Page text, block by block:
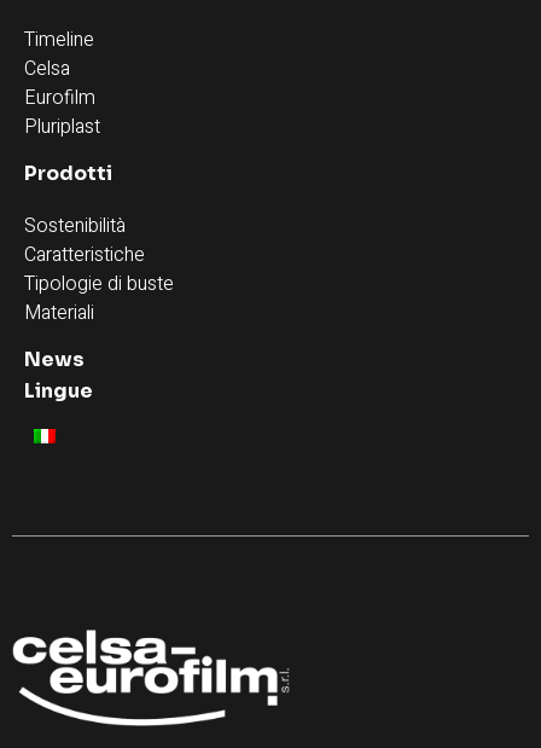
Timeline
Celsa
Eurofilm
Pluriplast
Prodotti
Sostenibilità
Caratteristiche
Tipologie di buste
Materiali
News
Lingue